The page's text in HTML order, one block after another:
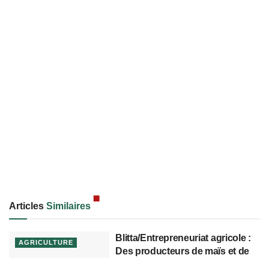
Articles Similaires
AGRICULTURE
Blitta/Entrepreneuriat agricole :
Des producteurs de maïs et de